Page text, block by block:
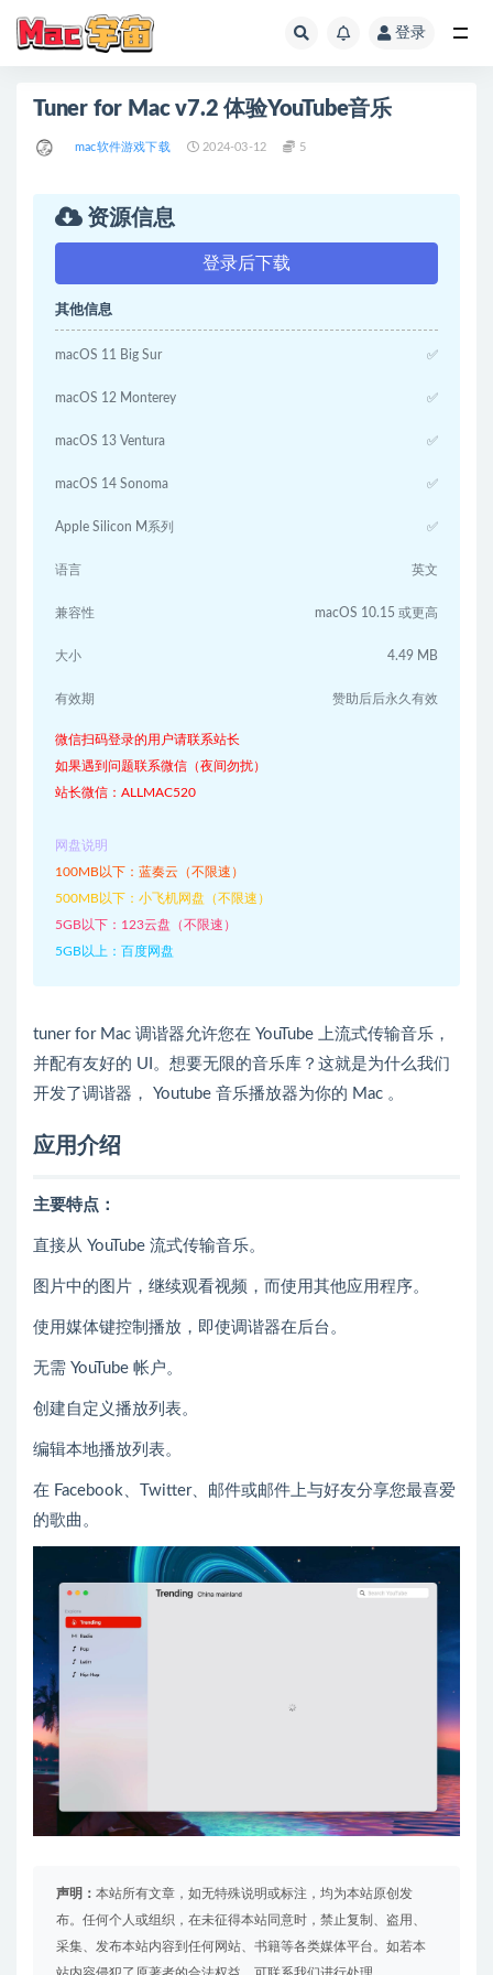
登录
Tuner for Mac v7.2 体验YouTube音乐
mac软件游戏下载 2024-03-12 5
资源信息
登录后下载
其他信息
macOS 11 Big Sur ✅
macOS 12 Monterey ✅
macOS 13 Ventura ✅
macOS 14 Sonoma ✅
Apple Silicon M系列 ✅
语言 英文
兼容性 macOS 10.15 或更高
大小 4.49 MB
有效期 赞助后后永久有效
微信扫码登录的用户请联系站长
如果遇到问题联系微信（夜间勿扰）
站长微信：ALLMAC520
网盘说明
100MB以下：蓝奏云（不限速）
500MB以下：小飞机网盘（不限速）
5GB以下：123云盘（不限速）
5GB以上：百度网盘
tuner for Mac 调谐器允许您在 YouTube 上流式传输音乐，
并配有友好的 UI。想要无限的音乐库？这就是为什么我们
开发了调谐器， Youtube 音乐播放器为你的 Mac 。
应用介绍
主要特点：
直接从 YouTube 流式传输音乐。
图片中的图片，继续观看视频，而使用其他应用程序。
使用媒体键控制播放，即使调谐器在后台。
无需 YouTube 帐户。
创建自定义播放列表。
编辑本地播放列表。
在 Facebook、Twitter、邮件或邮件上与好友分享您最喜爱
的歌曲。
声明： 本站所有文章，如无特殊说明或标注，均为本站原创发
布。任何个人或组织，在未征得本站同意时，禁止复制、盗用、
采集、发布本站内容到任何网站、书籍等各类媒体平台。如若本